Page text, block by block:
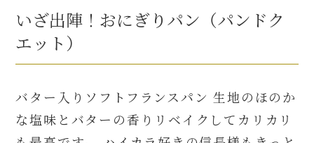
いざ出陣！おにぎりパン（パンドク
エット）
バター入りソフトフランスパン 生地のほのか
な塩味とバターの香りリベイクしてカリカリ